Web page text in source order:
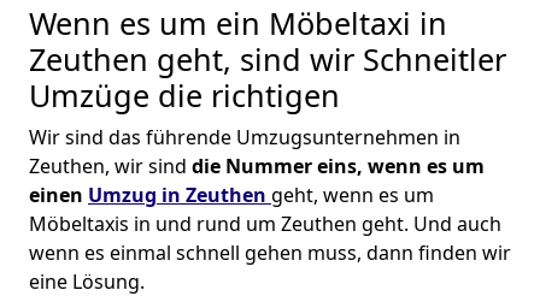
Wenn es um ein Möbeltaxi in
Zeuthen geht, sind wir Schneitler
Umzüge die richtigen
Wir sind das führende Umzugsunternehmen in
Zeuthen, wir sind die Nummer eins, wenn es um
einen Umzug in Zeuthen geht, wenn es um
Möbeltaxis in und rund um Zeuthen geht. Und auch
wenn es einmal schnell gehen muss, dann finden wir
eine Lösung.